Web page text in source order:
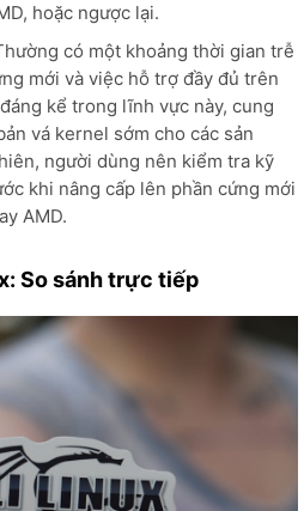
hoặc ngược lại.
có một khoảng thời gian trễ
mới và việc hỗ trợ đầy đủ trên
kể trong lĩnh vực này, cung
vá kernel sớm cho các sản
người dùng nên kiểm tra kỹ
khi nâng cấp lên phần cứng mới
AMD.
So sánh trực tiếp